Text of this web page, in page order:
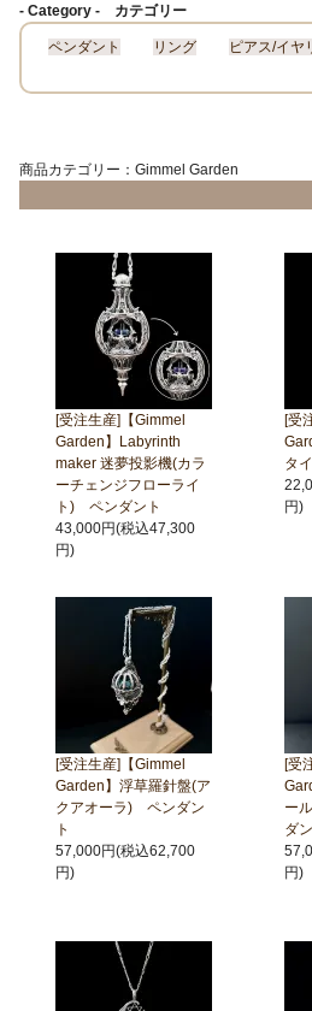
- Category - カテゴリー
ペンダント リング ピアス/イヤ
商品カテゴリー：Gimmel Garden
[受注生産]【Gimmel
Garden】Labyrinth
maker 迷夢投影機(カラ
ーチェンジフローライ
ト) ペンダント
43,000円(税込47,300
円)
[受
タ
円)
[受注生産]【Gimmel
Garden】浮草羅針盤(ア
クアオーラ) ペンダン
ト
57,000円(税込62,700
円)
[受
ー
ダ
円)